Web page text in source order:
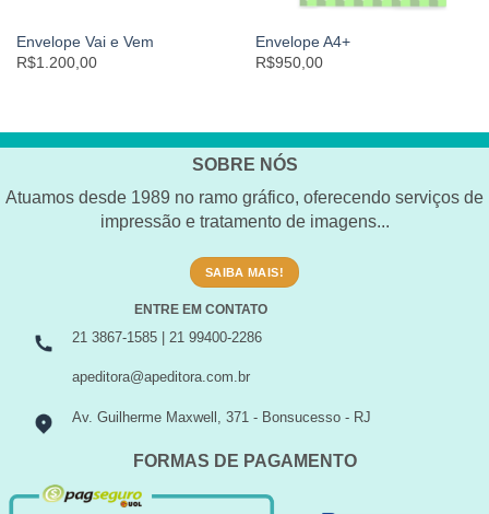
Envelope Vai e Vem
R$1.200,00
Envelope A4+
R$950,00
SOBRE NÓS
Atuamos desde 1989 no ramo gráfico, oferecendo serviços de
impressão e tratamento de imagens...
SAIBA MAIS!
ENTRE EM CONTATO
21 3867-1585 | 21 99400-2286
apeditora@apeditora.com.br
Av. Guilherme Maxwell, 371 - Bonsucesso - RJ
FORMAS DE PAGAMENTO